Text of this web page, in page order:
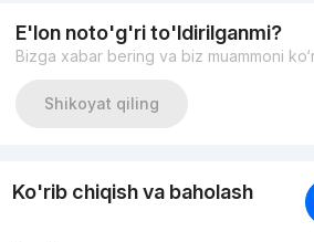
E'lon noto'g'ri to'ldirilganmi?
Bizga xabar bering va biz muammoni
Shikoyat qiling
Ko'rib chiqish va baholash